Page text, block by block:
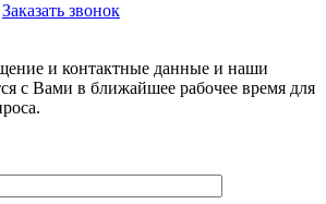
Заказать звонок
и контактные данные и наши
с Вами в ближайшее рабочее время для